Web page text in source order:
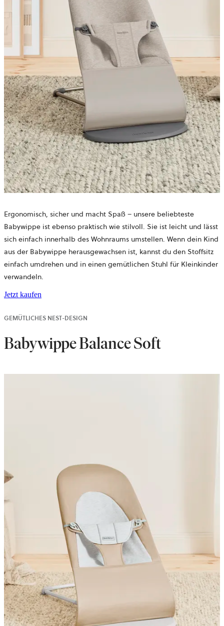
Ergonomisch, sicher und macht Spaß – unsere beliebteste
Babywippe ist ebenso praktisch wie stilvoll. Sie ist leicht und lässt
sich einfach innerhalb des Wohnraums umstellen. Wenn dein Kind
aus der Babywippe herausgewachsen ist, kannst du den Stoffsitz
einfach umdrehen und in einen gemütlichen Stuhl für Kleinkinder
verwandeln.
Jetzt kaufen
GEMÜTLICHES NEST-DESIGN
Babywippe Balance Soft